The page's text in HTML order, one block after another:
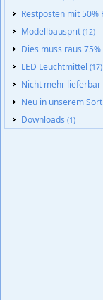
Restposten mit 50%
Modellbausprit (12)
Dies muss raus 75%
LED Leuchtmittel (17)
Nicht mehr lieferbar
Neu in unserem
Downloads (1)